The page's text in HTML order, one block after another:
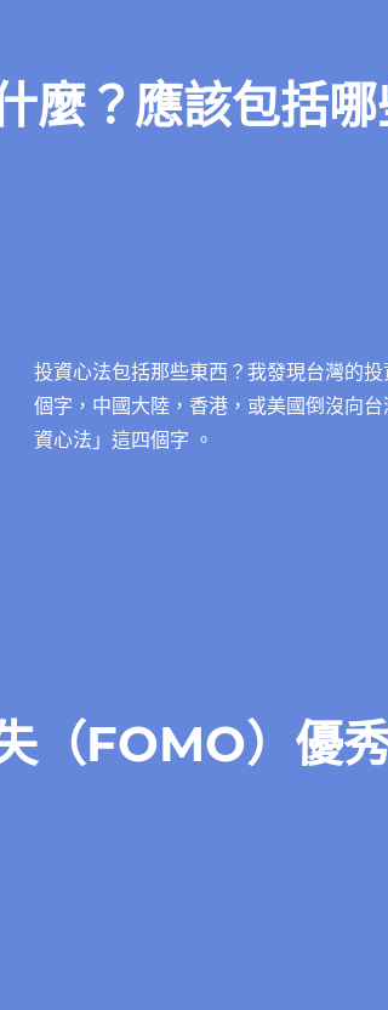
麼？應該包括哪
投資心法包括那些東西？我發現台灣的
個字，中國大陸，香港，或美國倒沒向
資心法」這四個字 。
（FOMO）優